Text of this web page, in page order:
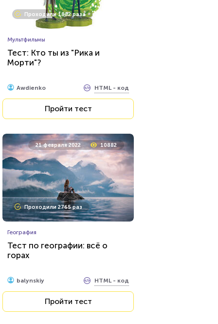
Проходили 1882 раза
Мультфильмы
Тест: Кто ты из "Рика и
Морти"?
Awdienko HTML - код
Пройти тест
21 февраля 2022 10882
Проходили 2765 раз
География
Тест по географии: всё о
горах
balynskiy HTML - код
Пройти тест